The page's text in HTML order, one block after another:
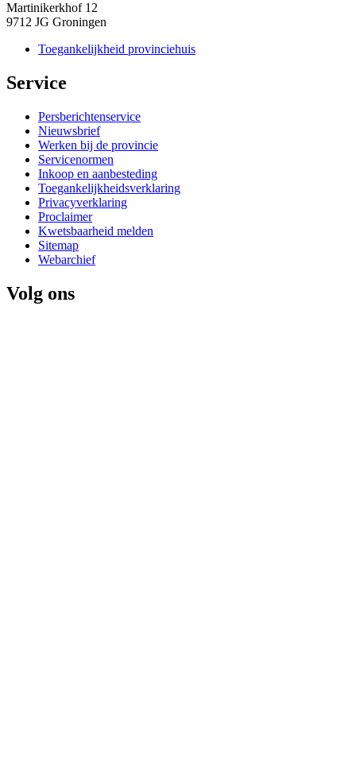
Martinikerkhof 12
9712 JG Groningen
Toegankelijkheid provinciehuis
Service
Persberichtenservice
Nieuwsbrief
Werken bij de provincie
Servicenormen
Inkoop en aanbesteding
Toegankelijkheidsverklaring
Privacyverklaring
Proclaimer
Kwetsbaarheid melden
Sitemap
Webarchief
Volg ons